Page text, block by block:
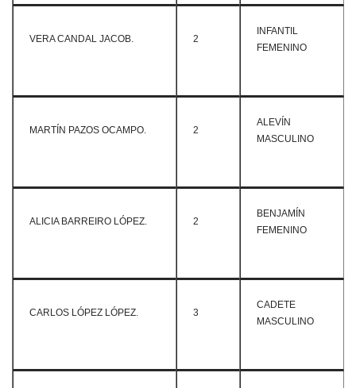
VERA CANDAL JACOB. 2
INFANTIL
FEMENINO
MARTÍN PAZOS OCAMPO. 2
ALEVÍN
MASCULINO
ALICIA BARREIRO LÓPEZ. 2
BENJAMÍN
FEMENINO
CARLOS LÓPEZ LÓPEZ. 3
CADETE
MASCULINO